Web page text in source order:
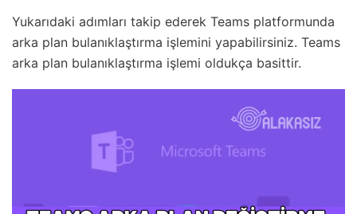
Yukarıdaki adımları takip ederek Teams platformunda
arka plan bulanıklaştırma işlemini yapabilirsiniz. Teams
arka plan bulanıklaştırma işlemi oldukça basittir.